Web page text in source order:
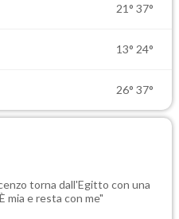
21° 37°
13° 24°
26° 37°
torna dall'Egitto con una
mia e resta con me"